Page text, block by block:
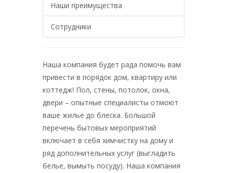
Наши преимущества
Сотрудники
Наша компания будет рада помочь вам
привести в порядок дом, квартиру или
коттедж! Пол, стены, потолок, окна,
двери – опытные специалисты отмоют
ваше жилье до блеска. Большой
перечень бытовых мероприятий
включает в себя химчистку на дому и
ряд дополнительных услуг (выгладить
белье, вымыть посуду). Наша компания